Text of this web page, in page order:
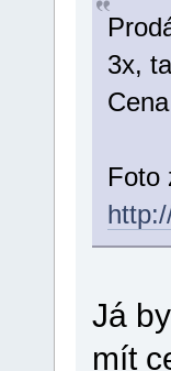
3x,
Foto
Já
mít